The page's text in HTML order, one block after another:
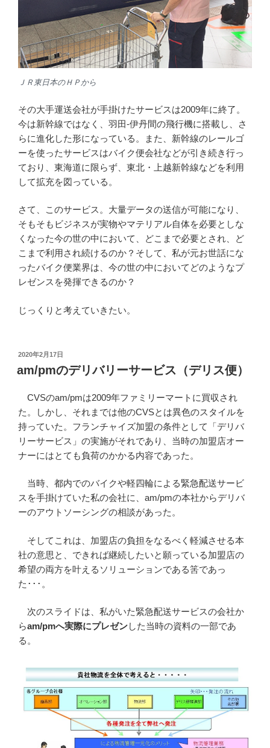
ＪＲ東日本のＨＰから
その大手運送会社が手掛けたサービスは2009年に終了。
今は新幹線ではなく、羽田-伊丹間の飛行機に搭載し、さ
らに進化した形になっている。また、新幹線のレールゴ
ーを使ったサービスはバイク便会社などが引き続き行っ
ており、東海道に限らず、東北・上越新幹線などを利用
して拡充を図っている。
さて、このサービス。大量データの送信が可能になり、
そもそもビジネスが実物やマテリアル自体を必要としな
くなった今の世の中において、どこまで必要とされ、ど
こまで利用され続けるのか？そして、私が元お世話にな
ったバイク便業界は、今の世の中においてどのようなプ
レゼンスを発揮できるのか？
じっくりと考えていきたい。
投
日:
2020年2月17日
am/pmのデリバリーサービス（デリス便）
CVSのam/pmは2009年ファミリーマートに買収され
た。しかし、それまでは他のCVSとは異色のスタイルを
持っていた。フランチャイズ加盟の条件として「デリバ
リーサービス」の実施がそれであり、当時の加盟店オー
ナーにはとても負荷のかかる内容であった。
当時、都内でのバイクや軽四輪による緊急配送サービ
スを手掛けていた私の会社に、am/pmの本社からデリバ
ーのアウトソーシングの相談があった。
そしてこれは、加盟店の負担をなるべく軽減させる本
社の意思と、できれば継続したいと願っている加盟店の
希望の両方を叶えるソリューションである筈であっ
た･･･。
次のスライドは、私がいた緊急配送サービスの会社か
らam/pmへ実際にプレゼンした当時の資料の一部であ
る。